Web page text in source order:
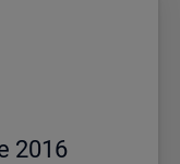
2016